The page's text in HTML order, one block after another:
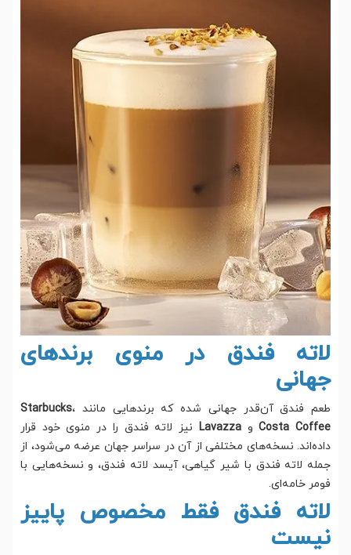
لاته فندق در منوی برندهای
جهانی
طعم فندق آن‌قدر جهانی شده که برندهایی مانند Starbucks،
Costa CoffeeوLavazza نیز لاته فندق را در منوی خود قرار
داده‌اند. نسخه‌های مختلفی از آن در سراسر جهان عرضه می‌شود، از
جمله لاته فندق با شیر گیاهی، آیسد لاته فندق، و نسخه‌هایی با
فومر خامه‌ای.
لاته فندق فقط مخصوص پاییز
نیست